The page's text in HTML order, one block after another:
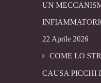
UN
22 Aprile 2026
COME LO
CAUSA PICCHI